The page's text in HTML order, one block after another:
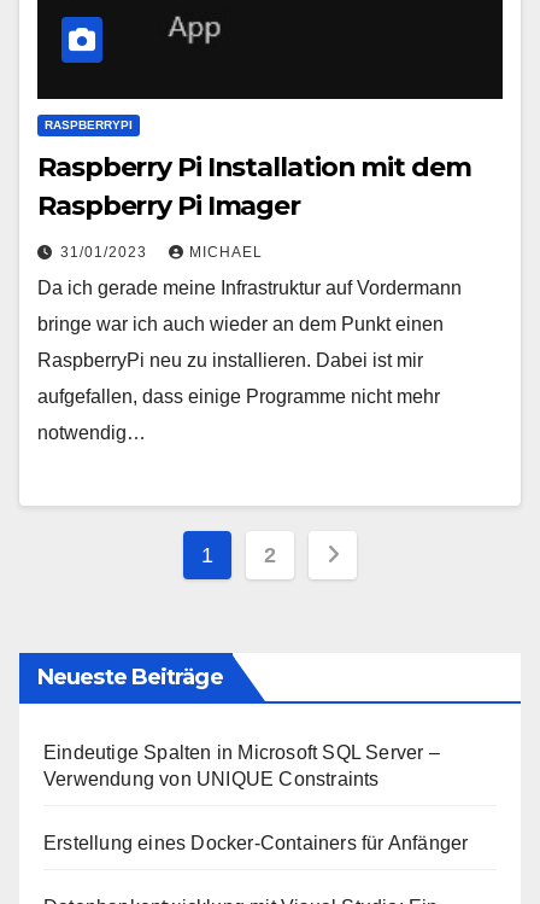
RASPBERRYPI
Raspberry Pi Installation mit dem
Raspberry Pi Imager
31/01/2023 MICHAEL
Da ich gerade meine Infrastruktur auf Vordermann
bringe war ich auch wieder an dem Punkt einen
RaspberryPi neu zu installieren. Dabei ist mir
aufgefallen, dass einige Programme nicht mehr
notwendig…
Beiträge
1 2
Neueste Beiträge
Eindeutige Spalten in Microsoft SQL Server –
Verwendung von UNIQUE Constraints
Erstellung eines Docker-Containers für Anfänger